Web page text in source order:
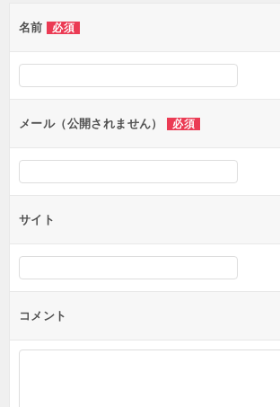
ー
シ
ン
名前 必須
メール（公開されません） 必須
サイト
コメント